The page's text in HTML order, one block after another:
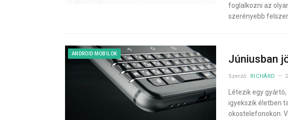
foglalkozni az
szerényebb
ANDROID MOBILOK Júniusban
Szerző: RICHÁRD
Létezik egy
igyekszik életben
okostelefonokon.